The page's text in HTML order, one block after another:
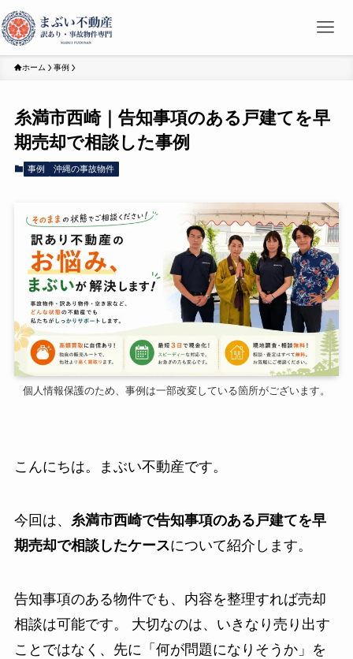
ホーム 事例
糸満市西崎｜告知事項のある戸建てを早
期売却で相談した事例
事例 沖縄の事故物件
個人情報保護のため、事例は一部改変している箇所がございます。
こんにちは。まぶい不動産です。
今回は、 糸満市西崎で告知事項のある戸建てを早
期売却で相談したケースについて紹介します。
告知事項のある物件でも、内容を整理すれば売却
相談は可能です。 大切なのは、いきなり売り出す
ことではなく、先に「何が問題になりそうか」を